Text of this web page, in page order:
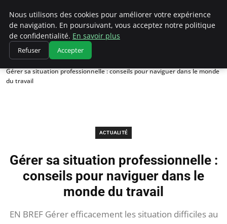
Chasseur De Tête
Accueil
Actualité
Gérer sa situation professionnelle : conseils pour naviguer dans le monde
du travail
ACTUALITÉ
Gérer sa situation professionnelle :
conseils pour naviguer dans le
monde du travail
EN BREF Gérer efficacement les situation difficiles au
Nous utilisons des cookies pour améliorer votre expérience
de navigation. En poursuivant, vous acceptez notre politique
de confidentialité. En savoir plus
Refuser Accepter